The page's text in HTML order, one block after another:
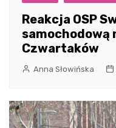
Reakcja OSP
samochodową
Czwartaków
Anna Słowińska